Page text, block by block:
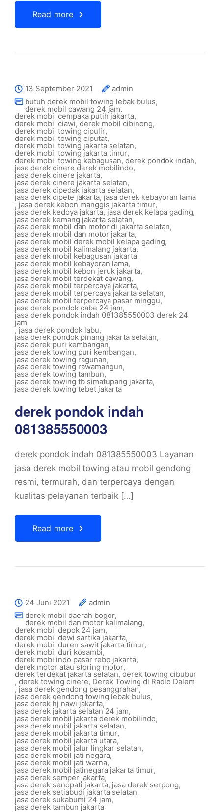
Read more
13 September 2021
admin
butuh derek mobil towing lebak bulus,
derek mobil cawang 24 jam,
derek mobil cempaka putih jakarta,
derek mobil ciawi, derek mobil cibinong,
derek mobil towing cipulir,
derek mobil towing ciputat,
derek mobil towing jakarta selatan,
derek mobil towing jakarta timur,
derek mobil towing kebagusan, derek pondok indah,
jasa derek cinere derek mobilindo,
jasa derek cinere jakarta,
jasa derek cinere jakarta selatan,
jasa derek cipedak jakarta selatan,
jasa derek cipete jakarta, jasa derek kebayoran lama
, jasa derek kebon manggis jakarta timur,
jasa derek kedoya jakarta, jasa derek kelapa gading,
jasa derek kemang jakarta selatan,
jasa derek mobil dan motor di jakarta selatan,
jasa derek mobil dan motor jakarta,
jasa derek mobil derek mobil kelapa gading,
jasa derek mobil kalimalang jakarta,
jasa derek mobil kebagusan jakarta,
jasa derek mobil kebayoran lama,
jasa derek mobil kebon jeruk jakarta,
jasa derek mobil terdekat cawang,
jasa derek mobil terpercaya jakarta,
jasa derek mobil terpercaya jakarta selatan,
jasa derek mobil terpercaya pasar minggu,
jasa derek pondok cabe 24 jam,
jasa derek pondok indah 081385550003 derek 24
jam
, jasa derek pondok labu,
jasa derek pondok pinang jakarta selatan,
jasa derek puri kembangan,
jasa derek towing puri kembangan,
jasa derek towing ragunan,
jasa derek towing rawamangun,
jasa derek towing tambun,
jasa derek towing tb simatupang jakarta,
jasa derek towing tebet jakarta
derek pondok indah
081385550003
derek pondok indah 081385550003 Layanan
jasa derek mobil towing atau mobil gendong
resmi, termurah, dan terpercaya dengan
kualitas pelayanan terbaik […]
Read more
24 Juni 2021
admin
derek mobil daerah bogor,
derek mobil dan motor kalimalang,
derek mobil depok 24 jam,
derek mobil dewi sartika jakarta,
derek mobil duren sawit jakarta timur,
derek mobil duri kosambi,
derek mobilindo pasar rebo jakarta,
derek motor atau storing motor,
derek terdekat jakarta selatan, derek towing cibubur
, derek towing cinere, Derek Towing di Radio Dalem
, jasa derek gendong pesanggrahan,
jasa derek gendong towing lebak bulus,
jasa derek hj nawi jakarta,
jasa derek jakarta selatan 24 jam,
jasa derek mobil jakarta derek mobilindo,
jasa derek mobil jakarta selatan,
jasa derek mobil jakarta timur,
jasa derek mobil jakarta utara,
jasa derek mobil jalur lingkar selatan,
jasa derek mobil jati negara,
jasa derek mobil jati warna,
jasa derek mobil jatinegara jakarta timur,
jasa derek semper jakarta,
jasa derek senopati jakarta, jasa derek serpong,
jasa derek setiabudi jakarta selatan,
jasa derek sukabumi 24 jam,
jasa derek tambun jakarta